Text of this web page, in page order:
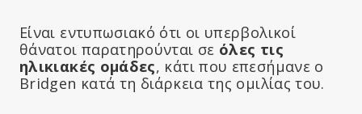
Είναι εντυπωσιακό ότι οι υπερβολικοί
θάνατοι παρατηρούνται σε όλες τις
ηλικιακές ομάδες, κάτι που επεσήμανε ο
Bridgen κατά τη διάρκεια της ομιλίας του.